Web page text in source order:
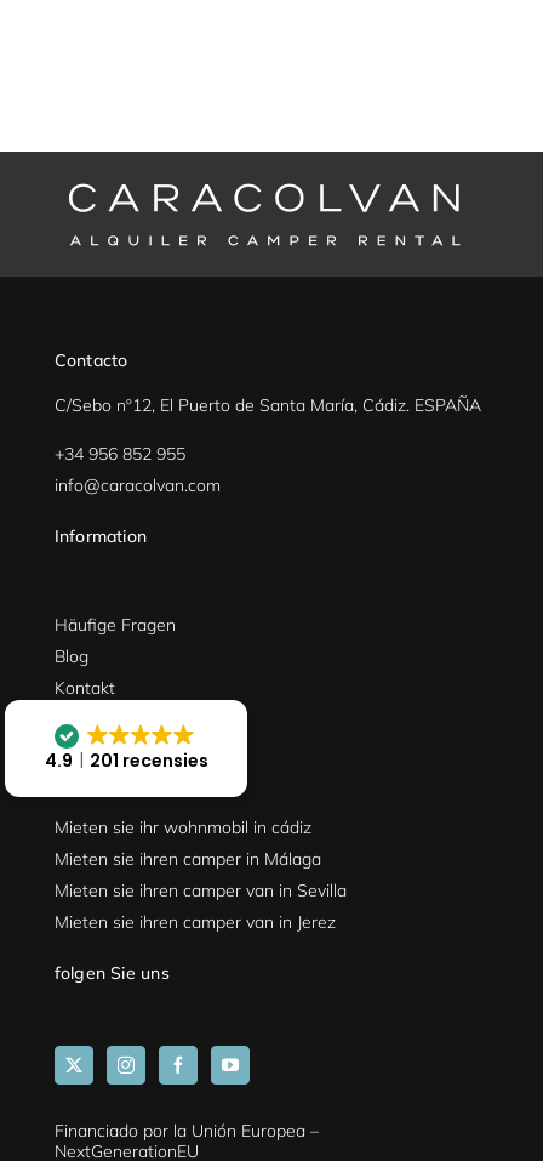
Contacto
C/Sebo nº12, El Puerto de Santa María, Cádiz. ESPAÑA
+34 956 852 955
info@caracolvan.com
Information
Häufige Fragen
Blog
Kontakt
Wo wir sind
Mieten sie ihr wohnmobil in cádiz
Mieten sie ihren camper in Málaga
Mieten sie ihren camper van in Sevilla
Mieten sie ihren camper van in Jerez
folgen Sie uns
Financiado por la Unión Europea –
NextGenerationEU
4.9 201 recensies